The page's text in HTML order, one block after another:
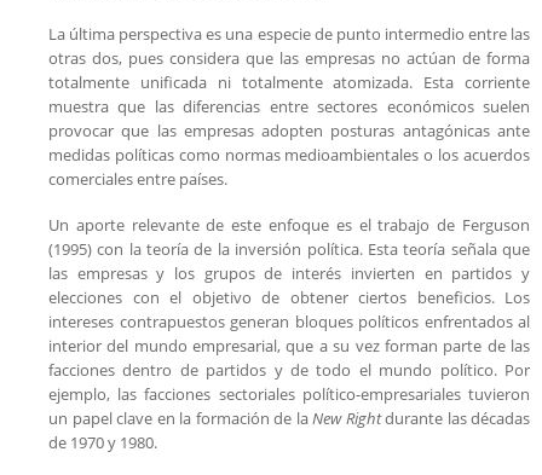
La última perspectiva es una especie de punto intermedio entre las
otras dos, pues considera que las empresas no actúan de forma
totalmente unificada ni totalmente atomizada. Esta corriente
muestra que las diferencias entre sectores económicos suelen
provocar que las empresas adopten posturas antagónicas ante
medidas políticas como normas medioambientales o los acuerdos
comerciales entre países.
Un aporte relevante de este enfoque es el trabajo de Ferguson
(1995) con la teoría de la inversión política. Esta teoría señala que
las empresas y los grupos de interés invierten en partidos y
elecciones con el objetivo de obtener ciertos beneficios. Los
intereses contrapuestos generan bloques políticos enfrentados al
interior del mundo empresarial, que a su vez forman parte de las
facciones dentro de partidos y de todo el mundo político. Por
ejemplo, las facciones sectoriales político-empresariales tuvieron
un papel clave en la formación de laNew Rightdurante las décadas
de 1970 y 1980.